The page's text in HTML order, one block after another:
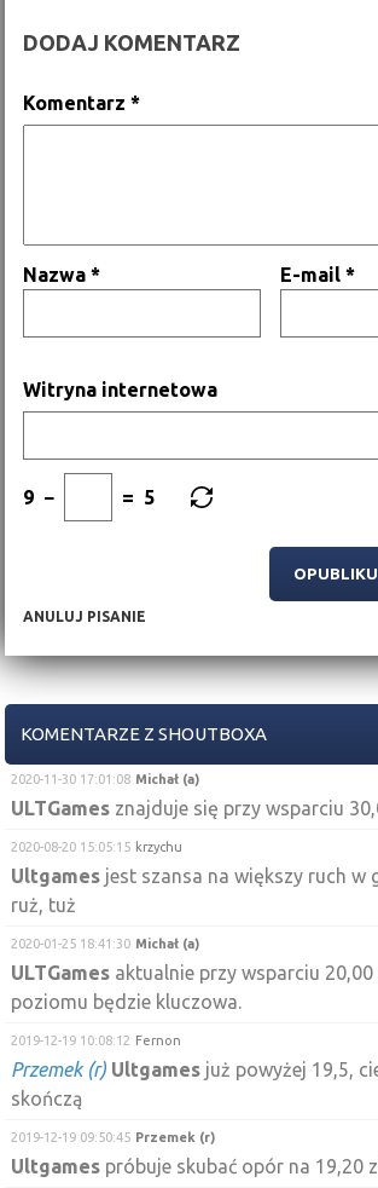
DODAJ KOMENTARZ
ANULUJ PISANIE
Komentarz*
Nazwa* E-mail*
Witryna internetowa
9 − = 5
KOMENTARZE Z SHOUTBOXA
2020-11-30 17:01:08 Michał (a)
ULTGames znajduje się przy wsparciu
2020-08-20 15:05:15 krzychu
Ultgames jest szansa na większy ruch w
ruż, tuż
2020-01-25 18:41:30 Michał (a)
ULTGames aktualnie przy wsparciu
poziomu będzie kluczowa.
2019-12-19 10:08:12 Fernon
Przemek (r) Ultgames już powyżej 19,5,
skończą
2019-12-19 09:50:45 Przemek (r)
Ultgames próbuje skubać opór na 19,20